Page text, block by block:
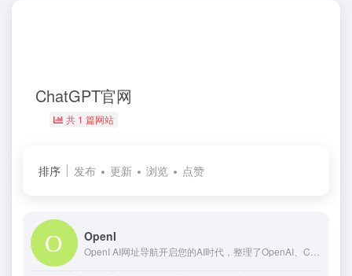
ChatGPT官网
共 1 篇网站
排序 发布 更新 浏览 点赞
OpenI